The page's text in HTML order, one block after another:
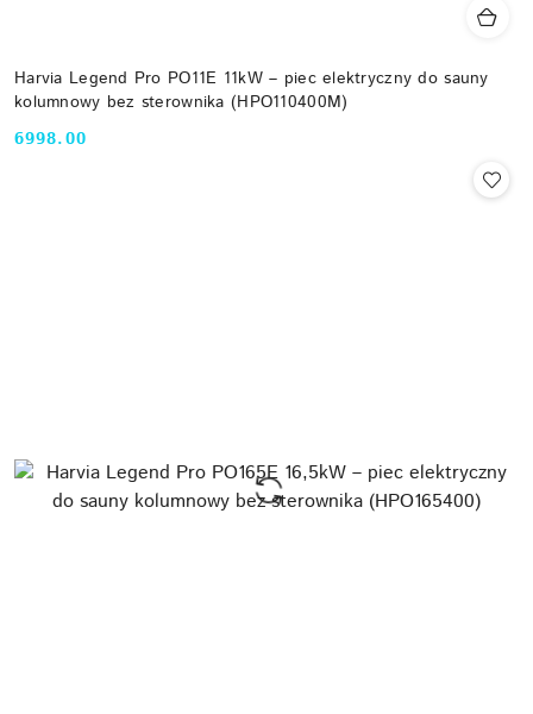
Harvia Legend Pro PO11E 11kW – piec elektryczny do sauny
kolumnowy bez sterownika (HPO110400M)
Cena:
6998.00